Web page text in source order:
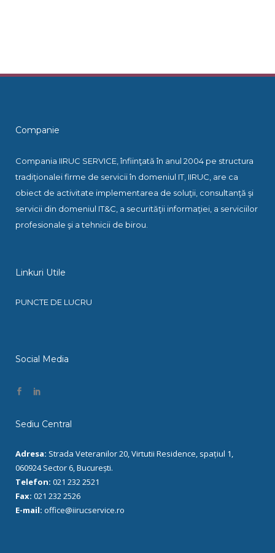
Companie
Compania IIRUC SERVICE, înfiinţată în anul 2004 pe structura
tradiţionalei firme de servicii în domeniul IT, IIRUC, are ca
obiect de activitate implementarea de soluţii, consultanţă şi
servicii din domeniul IT&C, a securităţii informaţiei, a serviciilor
profesionale şi a tehnicii de birou.
Linkuri Utile
PUNCTE DE LUCRU
Social Media
Sediu Central
Adresa: Strada Veteranilor 20, Virtutii Residence, spațiul 1,
060924 Sector 6, București.
Telefon: 021 232 2521
Fax: 021 232 2526
E-mail: office@iirucservice.ro